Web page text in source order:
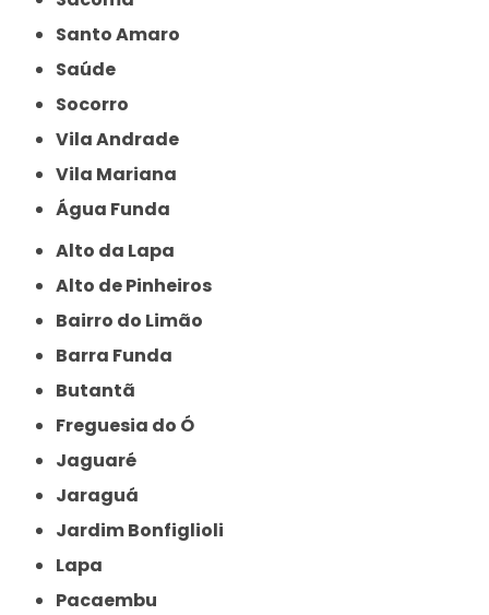
Santo Amaro
Saúde
Socorro
Vila Andrade
Vila Mariana
Água Funda
Alto da Lapa
Alto de Pinheiros
Bairro do Limão
Barra Funda
Butantã
Freguesia do Ó
Jaguaré
Jaraguá
Jardim Bonfiglioli
Lapa
Pacaembu